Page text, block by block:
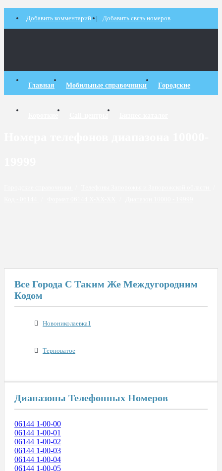
Добавить комментарий Добавить связь номеров
Главная Мобильные справочники Городские
Все Города С Таким Же Междугородним
Кодом
Новониколаевка1
Терноватое
Диапазоны Телефонных Номеров
06144 1-00-00
06144 1-00-01
06144 1-00-02
06144 1-00-03
06144 1-00-04
06144 1-00-05